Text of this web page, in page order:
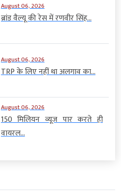
August 06, 2026
ब्रांड वैल्यू की रेस में रणवीर सिंह...
August 06, 2026
TRP के लिए नहीं था अलगाव का...
August 06, 2026
150 मिलियन व्यूज पार करते ही
वायरल...